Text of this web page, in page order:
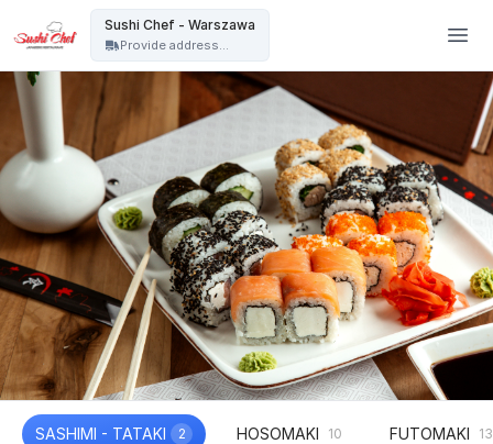
Sushi Chef - Warszawa
Provide address...
SASHIMI - TATAKI 2 HOSOMAKI 10 FUTOMAKI 13